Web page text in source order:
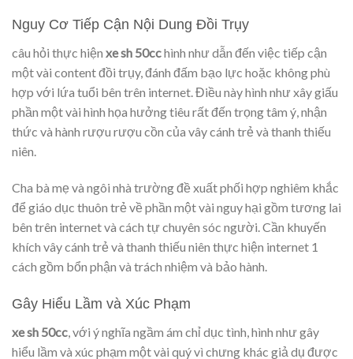
Nguy Cơ Tiếp Cận Nội Dung Đồi Trụy
câu hỏi thực hiện xe sh 50cchình như dẫn đến việc tiếp cận
một vài content đồi trụy, đánh đấm bạo lực hoặc không phù
hợp với lứa tuổi bên trên internet. Điều này hình như xây giấu
phần một vài hình họa hưởng tiêu rất đến trọng tâm ý, nhận
thức và hành rượu rượu cồn của vây cánh trẻ và thanh thiếu
niên.
Cha bà mẹ và ngôi nhà trường đề xuất phối hợp nghiêm khắc
để giáo dục thuôn trẻ về phần một vài nguy hại gồm tương lai
bên trên internet và cách tự chuyên sóc người. Cần khuyến
khích vây cánh trẻ và thanh thiếu niên thực hiện internet 1
cách gồm bổn phận và trách nhiệm và bảo hành.
Gây Hiểu Lầm và Xúc Phạm
xe sh 50cc, với ý nghĩa ngầm ám chỉ dục tình, hình như gây
hiểu lầm và xúc phạm một vài quý vì chưng khác giả dụ được